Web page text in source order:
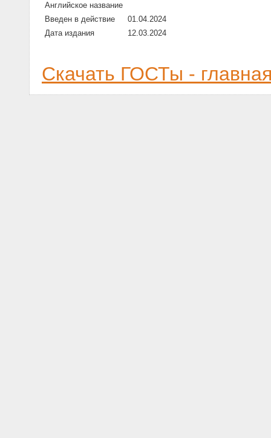
Английское название
Введен в действие
01.04.2024
Дата издания
12.03.2024
Скачать ГОСТы -